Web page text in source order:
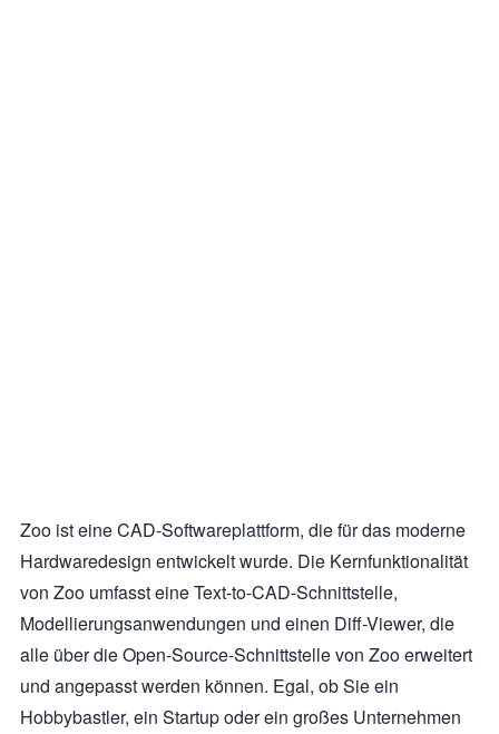
Zoo ist eine CAD-Softwareplattform, die für das moderne
Hardwaredesign entwickelt wurde. Die Kernfunktionalität
von Zoo umfasst eine Text-to-CAD-Schnittstelle,
Modellierungsanwendungen und einen Diff-Viewer, die
alle über die Open-Source-Schnittstelle von Zoo erweitert
und angepasst werden können. Egal, ob Sie ein
Hobbybastler, ein Startup oder ein großes Unternehmen